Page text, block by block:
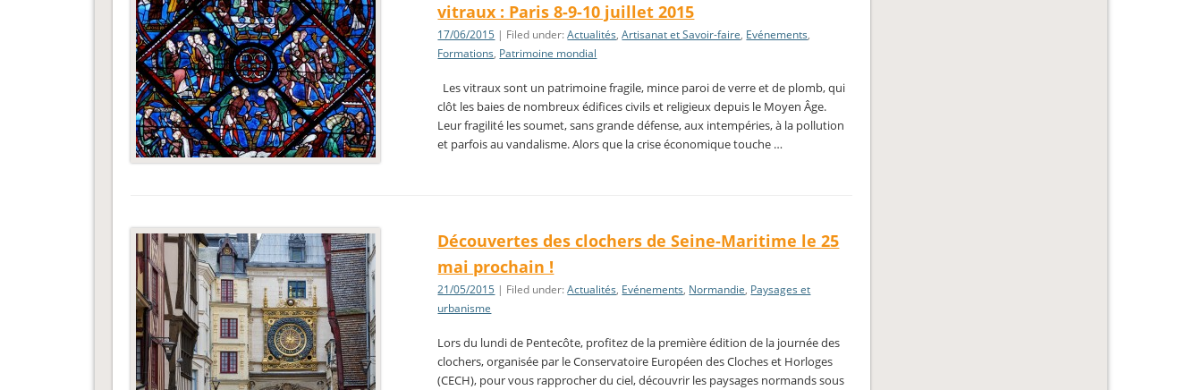
vitraux : Paris 8-9-10 juillet 2015
17/06/2015 | Filed under:Actualités,Artisanat et Savoir-faire, Evénements,
Formations, Patrimoine mondial
Les vitraux sont un patrimoine fragile, mince paroi de verre et de plomb, qui
clôt les baies de nombreux édifices civils et religieux depuis le Moyen Âge.
Leur fragilité les soumet, sans grande défense, aux intempéries, à la pollution
et parfois au vandalisme. Alors que la crise économique touche …
Découvertes des clochers de Seine-Maritime le 25
mai prochain !
21/05/2015 | Filed under:Actualités, Evénements, Normandie, Paysages et
urbanisme
Lors du lundi de Pentecôte, profitez de la première édition de la journée des
clochers, organisée par le Conservatoire Européen des Cloches et Horloges
(CECH), pour vous rapprocher du ciel, découvrir les paysages normands sous